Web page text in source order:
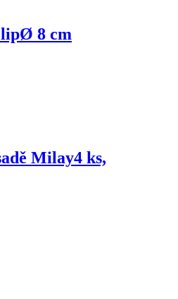
Ø 8 cm
Milay4 ks,